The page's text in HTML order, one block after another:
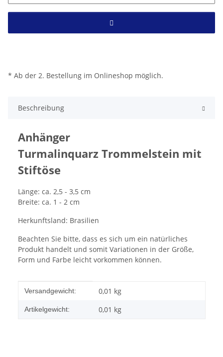
* Ab der 2. Bestellung im Onlineshop möglich.
Beschreibung
Anhänger
Turmalinquarz Trommelstein mit
Stiftöse
Länge: ca. 2,5 - 3,5 cm
Breite: ca. 1 - 2 cm
Herkunftsland: Brasilien
Beachten Sie bitte, dass es sich um ein natürliches
Produkt handelt und somit Variationen in der Größe,
Form und Farbe leicht vorkommen können.
Produkteigenschaft
Wert
Versandgewicht: 0,01 kg
Artikelgewicht: 0,01 kg